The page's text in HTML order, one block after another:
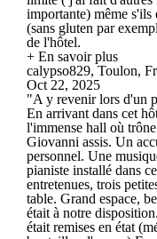
importante) même
(sans gluten par
de l'hôtel.
+ En savoir plus
calypso829, Toulon,
Oct 22, 2025
"A y revenir lors d'un
En arrivant dans cet
l'immense hall où
Giovanni assis. Un
personnel. Une
pianiste installé dans
entretenues, trois
table. Grand espace,
était à notre
était remises en état